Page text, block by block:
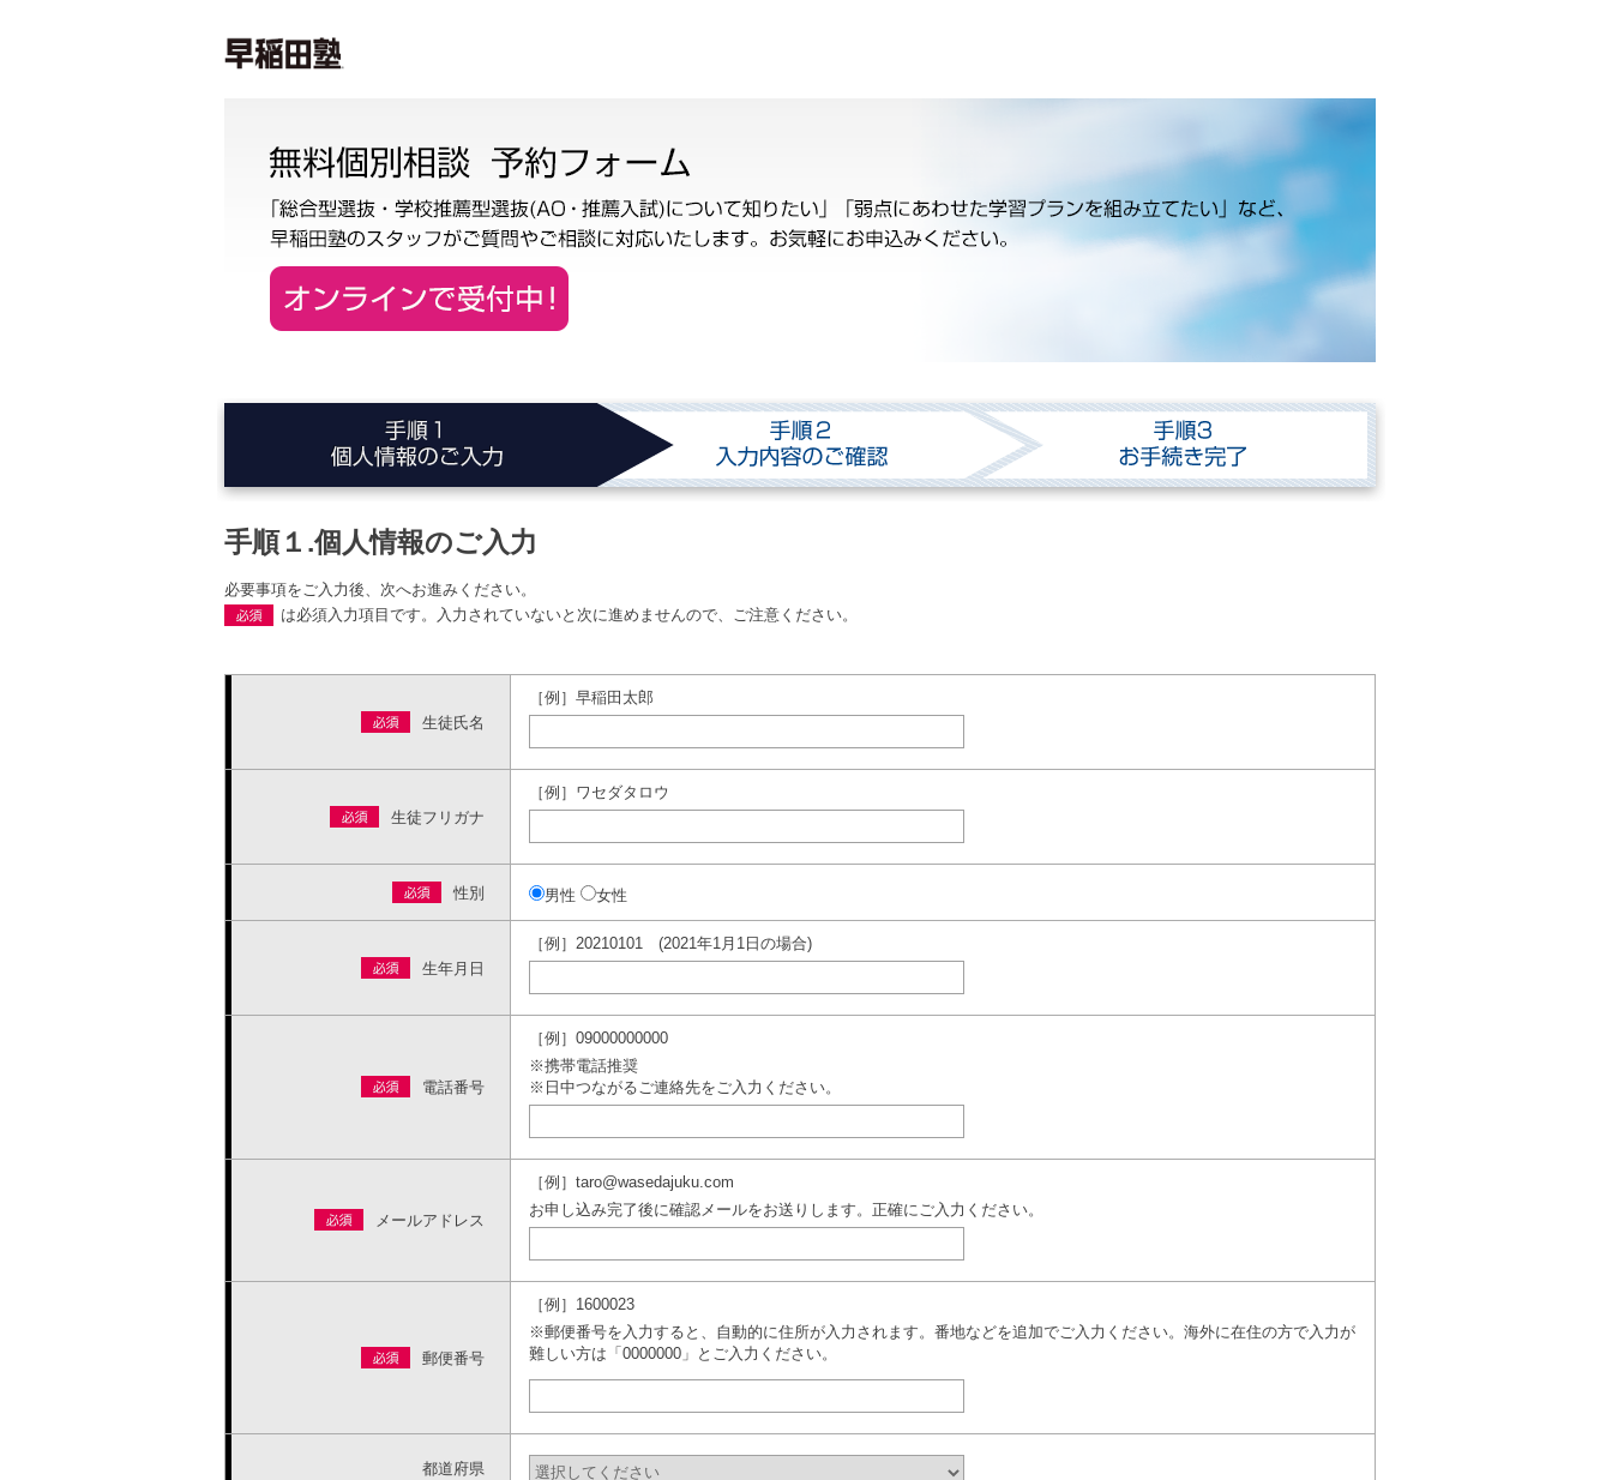
手順１.個人情報のご入力
必要事項をご入力後、次へお進みください。
は必須入力項目です。入力されていないと次に進めませんので、ご注意ください。
生徒氏名
［例］早稲田太郎
生徒フリガナ
［例］ワセダタロウ
性別 男性 女性
生年月日
［例］20210101 (2021年1月1日の場合)
電話番号
［例］09000000000
※携帯電話推奨
※日中つながるご連絡先をご入力ください。
メールアドレス
［例］taro@wasedajuku.com
お申し込み完了後に確認メールをお送りします。正確にご入力ください。
郵便番号
［例］1600023
※郵便番号を入力すると、自動的に住所が入力されます。番地などを追加でご入力ください。海外に在住の方で入力が
難しい方は「0000000」とご入力ください。
都道府県